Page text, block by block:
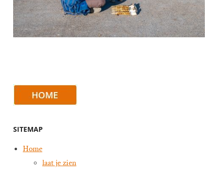
SITEMAP
Home
laat je zien